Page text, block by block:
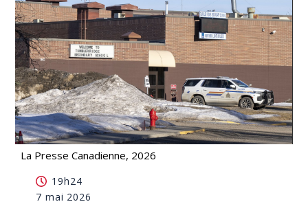
La Presse Canadienne, 2026
reconstruite sur un nouveau site
19h24
7 mai 2026